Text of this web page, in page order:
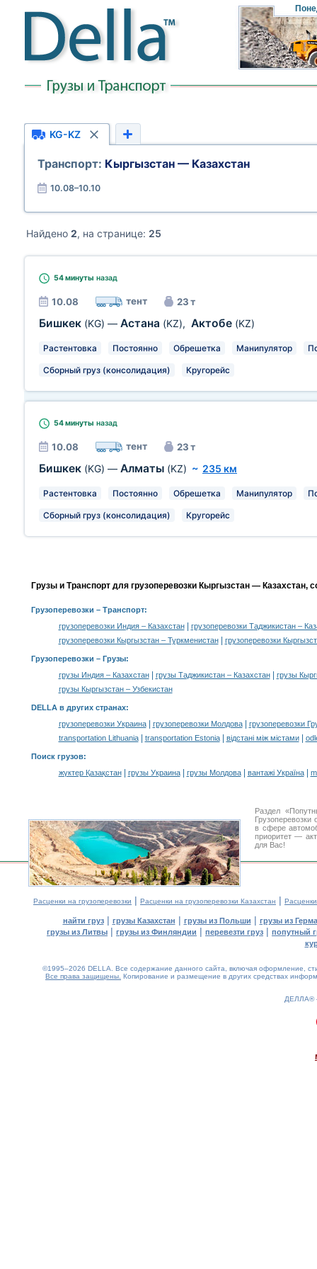
KG-KZ
Транспорт: Кыргызстан — Казахстан
10.08–10.10
Найдено 2, на странице: 25
54 минуты назад
10.08 тент 23 т
Бишкек (KG) — Астана (KZ), Актобе (KZ)
Растентовка Постоянно Обрешетка Манипулятор
Сборный груз (консолидация) Кругорейс
54 минуты назад
10.08 тент 23 т
Бишкек (KG) — Алматы (KZ) ~ 235 км
Растентовка Постоянно Обрешетка Манипулятор
Сборный груз (консолидация) Кругорейс
Грузы и Транспорт для грузоперевозки Кыргызстан — Казахстан,
Грузоперевозки – Транспорт:
грузоперевозки Индия – Казахстан|
грузоперевозки Таджикистан –
грузоперевозки Кыргызстан – Туркменистан| грузоперевозки
Грузоперевозки – Грузы:
грузы Индия – Казахстан| грузы Таджикистан – Казахстан|
грузы
грузы Кыргызстан – Узбекистан
DELLA в других странах:
грузоперевозки Украина| грузоперевозки Молдова|
грузоперевозки
transportation Lithuania| transportation Estonia| відстані між містами|
Поиск грузов:
жүктер Қазақстан| грузы Украина| грузы Молдова| вантажі Україна|
Раздел
в сфере
приоритет —
для Вас!
Расценки на грузоперевозки | Расценки на грузоперевозки Казахстан |
найти груз| грузы Казахстан | грузы из Польши | грузы из
грузы из Литвы | грузы из Финляндии | перевезти груз | попутный
©1995–2026 DELLA. Все содержание данного сайта, включая оформление,
Все права защищены. Копирование и размещение в других средствах